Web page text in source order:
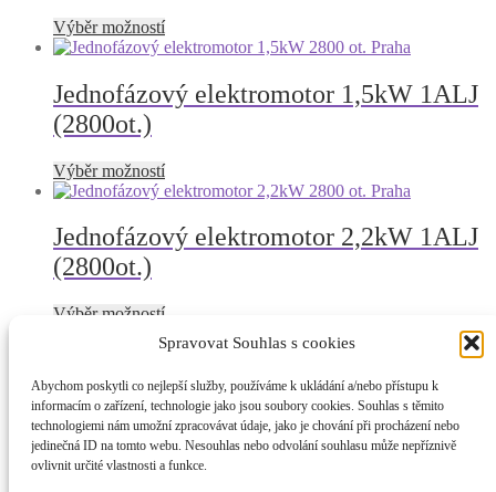
Spravovat Souhlas s cookies
Abychom poskytli co nejlepší služby, používáme k ukládání a/nebo přístupu k
informacím o zařízení, technologie jako jsou soubory cookies. Souhlas s těmito
technologiemi nám umožní zpracovávat údaje, jako je chování při procházení nebo
jedinečná ID na tomto webu. Nesouhlas nebo odvolání souhlasu může nepříznivě
ovlivnit určité vlastnosti a funkce.
vybrat
na
stránce
produktu
Výběr možnostíTento
produkt
více
variant.
vybrat
na
stránce
produktu
Jednofázový elektromotor 1,5kW 1ALJ
(2800ot.)
Výběr možnostíTento
produkt
více
variant.
vybrat
stránce
Jednofázový elektromotor 2,2kW 1ALJ
(2800ot.)
Výběr možnostíTento
má
variant.
Možnosti
lze
vybrat
na
Jednofázový elektromotor 3kW 1ALJ
(2800ot.)
Výběr možností Tento
produkt